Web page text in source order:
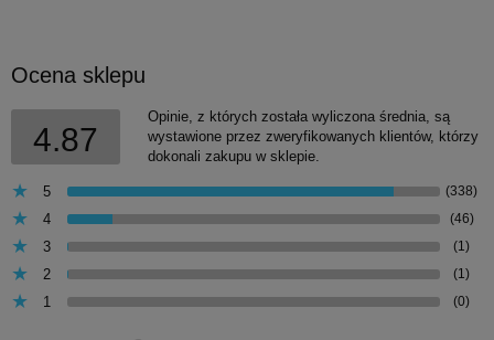
Ocena sklepu
4.87
Opinie, z których została wyliczona średnia, są
wystawione przez zweryfikowanych klientów, którzy
dokonali zakupu w sklepie.
5 (338)
4 (46)
3 (1)
2 (1)
1 (0)